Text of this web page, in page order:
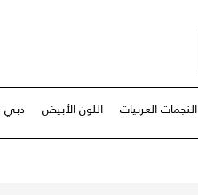
النجمات العربيات اللون الأبيض دبي